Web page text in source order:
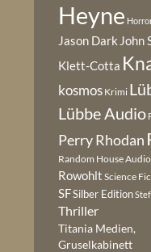
Heyne
Jason Dark John
Klett-Cotta
kosmos Krimi
Lübbe Audio
Perry Rhodan
Random House Audio
Rowohlt Science
SFSilber Edition
Thriller
Titania Medien,
Gruselkabinett